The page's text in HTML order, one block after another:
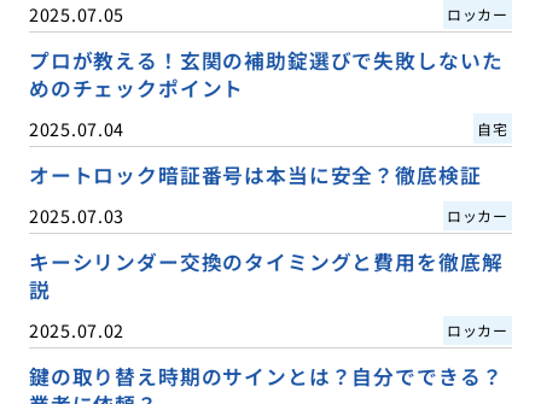
2025.07.05 ロッカー
プロが教える！玄関の補助錠選びで失敗しないた
めのチェックポイント
2025.07.04 自宅
オートロック暗証番号は本当に安全？徹底検証
2025.07.03 ロッカー
キーシリンダー交換のタイミングと費用を徹底解
説
2025.07.02 ロッカー
鍵の取り替え時期のサインとは？自分でできる？